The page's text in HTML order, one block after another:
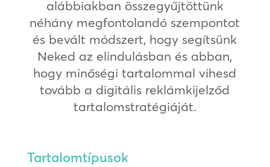
alábbiakban összegyűjtöttünk
néhány megfontolandó szempontot
és bevált módszert, hogy segítsünk
Neked az elindulásban és abban,
hogy minőségi tartalommal vihesd
tovább a digitális reklámkijelződ
tartalomstratégiáját.
Tartalomtípusok